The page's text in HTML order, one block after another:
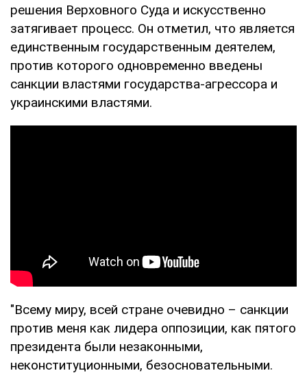
решения Верховного Суда и искусственно
затягивает процесс. Он отметил, что является
единственным государственным деятелем,
против которого одновременно введены
санкции властями государства-агрессора и
украинскими властями.
"Всему миру, всей стране очевидно – санкции
против меня как лидера оппозиции, как пятого
президента были незаконными,
неконституционными, безосновательными.